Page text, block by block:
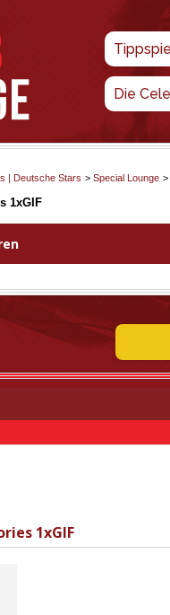
Die
| Deutsche Stars > Special Lounge >
1xGIF
1xGIF